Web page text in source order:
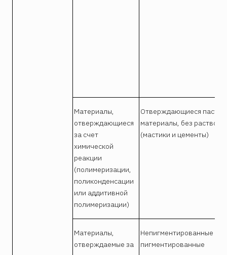
Материалы,
отверждающиеся
за счет
химической
реакции
(полимеризации,
поликонденсации
или аддитивной
полимеризации)
Отверждающиеся
материалы, без
(мастики и цементы)
Материалы,
отверждаемые за
Непигментированные и
пигментированные